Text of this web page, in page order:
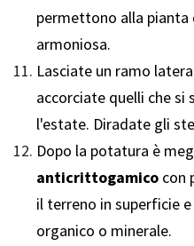
permettono alla pianta
armoniosa.
Lasciate un ramo
accorciate quelli che si
l'estate. Diradate gli
Dopo la potatura è
anticrittogamico con
il terreno in superficie
organico o minerale.